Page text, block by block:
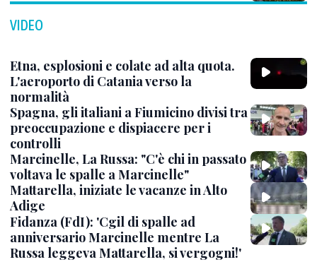
VIDEO
Etna, esplosioni e colate ad alta quota.
L'aeroporto di Catania verso la
normalità
Spagna, gli italiani a Fiumicino divisi tra
preoccupazione e dispiacere per i
controlli
Marcinelle, La Russa: "C'è chi in passato
voltava le spalle a Marcinelle"
Mattarella, iniziate le vacanze in Alto
Adige
Fidanza (FdI): 'Cgil di spalle ad
anniversario Marcinelle mentre La
Russa leggeva Mattarella, si vergogni!'